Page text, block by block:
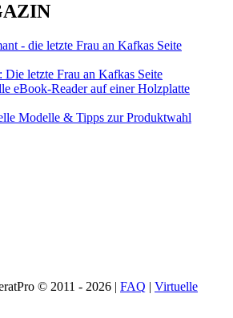
letzte Frau an Kafkas Seite
Modelle & Tipps zur Produktwahl
© 2011 - 2026 | FAQ | Virtuelle